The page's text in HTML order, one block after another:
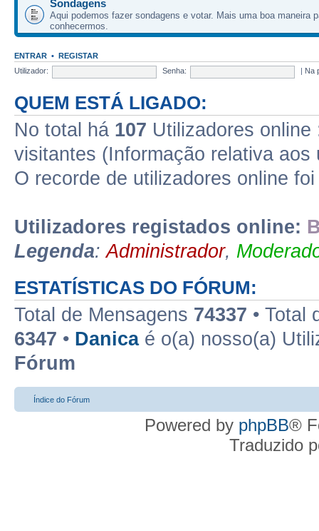
Sondagens
Aqui podemos fazer sondagens e votar. Mais uma boa maneira
conhecermos.
ENTRAR • REGISTAR
Utilizador:
Senha: Na
QUEM ESTÁ LIGADO:
No total há 107 Utilizadores
visitantes (Informação relativa
O recorde de utilizadores online
Utilizadores registados online:
Legenda:Administrador,
ESTATÍSTICAS DO FÓRUM:
Total de Mensagens 74337 • Total
6347 • Danicaé o(a) nosso(a)
Fórum
Índice do Fórum
Powered by phpBB®
Traduzido